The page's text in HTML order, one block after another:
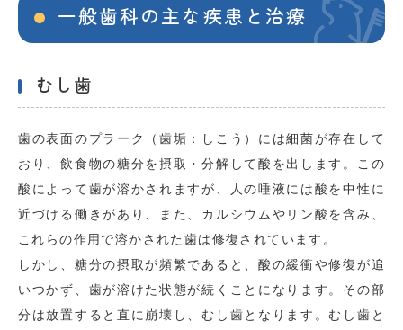
一般歯科の主な疾患と治療
むし歯
歯の表面のプラーク（歯垢：しこう）には細菌が存在して
おり、飲食物の糖分を摂取・分解して酸を出します。この
酸によって歯が溶かされますが、人の唾液には酸を中性に
近づける働きがあり、また、カルシウムやリン酸を含み、
これらの作用で溶かされた歯は修復されています。
しかし、糖分の摂取が頻繁であると、酸の緩衝や修復が追
いつかず、歯が溶けた状態が続くことになります。その部
分は放置すると直に崩壊し、むし歯となります。むし歯と